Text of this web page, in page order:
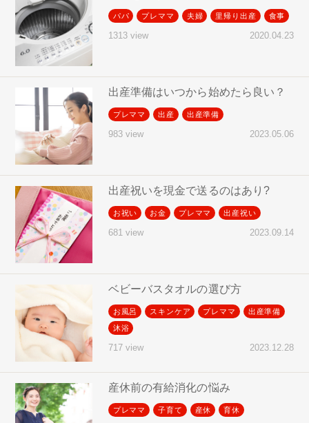
パパ プレママ 夫婦 里帰り出産 食事
1313 view 2020.04.23
出産準備はいつから始めたら良い？
プレママ 出産 出産準備
983 view 2023.05.06
出産祝いを現金で送るのはあり?
お祝い お金 プレママ 出産祝い
681 view 2023.09.14
ベビーバスタオルの選び方
お風呂 スキンケア プレママ
出産準備
沐浴
717 view 2023.12.28
産休前の有給消化の悩み
プレママ 子育て 産休 育休